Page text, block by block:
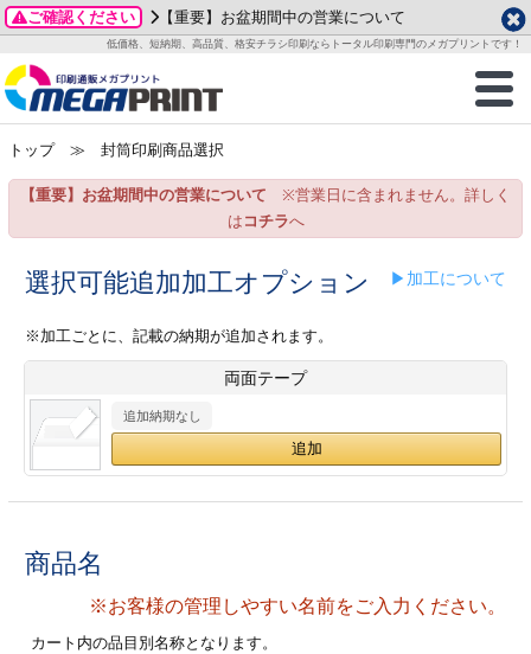
ご確認ください 【重要】お盆期間中の営業について
低価格、短納期、高品質、格安チラシ印刷ならトータル印刷専門のメガプリントです！
商品一覧
グッズ
ステッカー
ックカード印刷
業ツール印刷
＆盛り上げ印刷
イズ
ご利用ガイド
お客様へ
いて
方法
/送料について
刷
カード印刷
ックカード名刺
ムカード
型マル型印刷
ー印刷
ード印刷
データ作成ガイド
成前に
ガイド
加工指示ガイド
テンプレート
ード印刷
名刺印刷
ックカード
ード印刷
印刷
印刷
形マル型
一覧
わせ
り
プル請求
2026年 8月
月
火 水 木 金
土
3
4 5 6 7
8
15
24
25 26 27
29
金
土
1
2 3
9 10 11
12
29
トップ≫ 封筒印刷商品選択
【重要】お盆期間中の営業について ※営業日に含まれません。詳しく
は コチラへ
選択可能追加加工オプション ▶加工について
※加工ごとに、記載の納期が追加されます。
両面テープ
追加納期なし
商品名
※お客様の管理しやすい名前をご入力ください。
カート内の品目別名称となります。